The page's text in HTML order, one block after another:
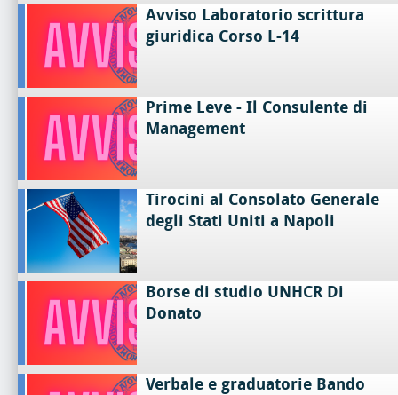
Avviso Laboratorio scrittura
giuridica Corso L-14
Prime Leve - Il Consulente di
Management
Tirocini al Consolato Generale
degli Stati Uniti a Napoli
Borse di studio UNHCR Di
Donato
Verbale e graduatorie Bando